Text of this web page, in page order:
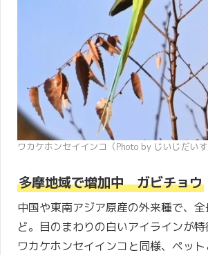
ワカケホンセイインコ（Photo by じいじだいす
多摩地域で増加中 ガビチョウ
中国や東南アジア原産の外来種で、
ど。目のまわりの白いアイラインが特
ワカケホンセイインコと同様、ペッ